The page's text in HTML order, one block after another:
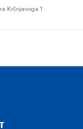
Kršnjavoga 1